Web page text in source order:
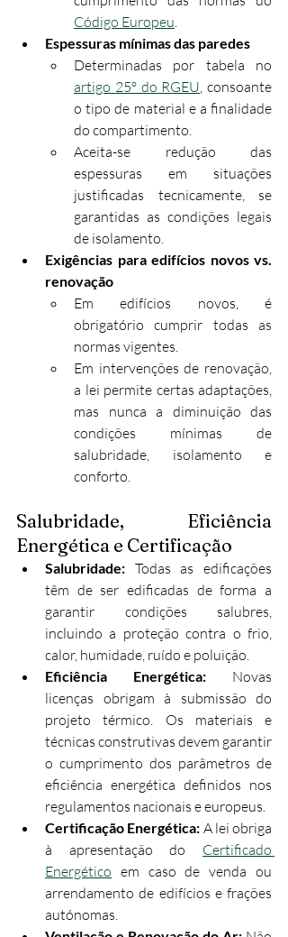
Código Europeu.
Espessuras mínimas das paredes
artigo 25º do RGEU, consoante
o tipo de material e a finalidade
do compartimento.
Aceita-se redução das
espessuras em situações
justificadas tecnicamente, se
garantidas as condições legais
de isolamento.
Exigências para edifícios novos vs.
renovação
Em edifícios novos, é
obrigatório cumprir todas as
normas vigentes.
Em intervenções de renovação,
a lei permite certas adaptações,
mas nunca a diminuição das
condições mínimas de
salubridade, isolamento e
conforto.
Salubridade, Eficiência
Energética e Certificação
Salubridade: Todas as edificações
têm de ser edificadas de forma a
garantir condições salubres,
incluindo a proteção contra o frio,
calor, humidade, ruído e poluição.
Eficiência Energética: Novas
licenças obrigam à submissão do
projeto térmico. Os materiais e
técnicas construtivas devem garantir
o cumprimento dos parâmetros de
eficiência energética definidos nos
regulamentos nacionais e europeus.
Certificação Energética: A lei obriga
à apresentação do Certificado
Energético em caso de venda ou
arrendamento de edifícios e frações
autónomas.